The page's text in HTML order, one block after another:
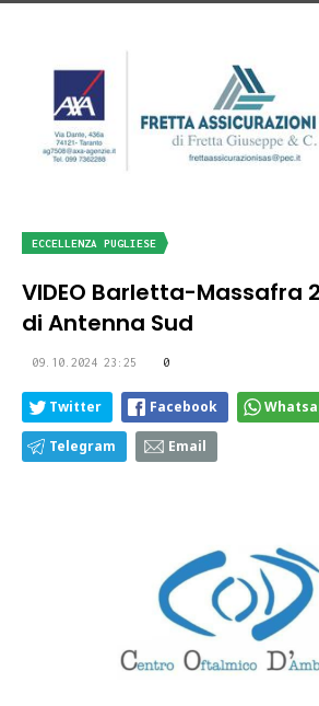
ECCELLENZA PUGLIESE
VIDEO Barletta-Massafra
di Antenna Sud
09.10.2024 23:25 0
Twitter Facebook
Telegram Email